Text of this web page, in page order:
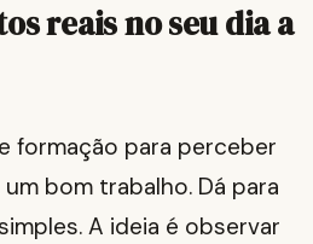
reais no seu dia a
formação para perceber
bom trabalho. Dá para
A ideia é observar